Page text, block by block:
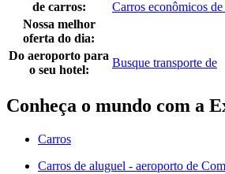
de carros:
Carros econômicos
Nossa melhor
oferta do dia:
Do aeroporto para
o seu hotel:
Busque transporte de
Conheça o mundo com a
Carros
Carros de aluguel - aeroporto de